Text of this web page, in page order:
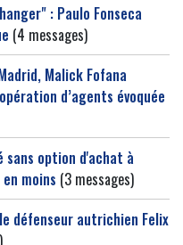
: Paulo Fonseca
(4 messages)
Malick Fofana
d’agents évoquée
sans option d'achat à
moins (3 messages)
défenseur autrichien Felix